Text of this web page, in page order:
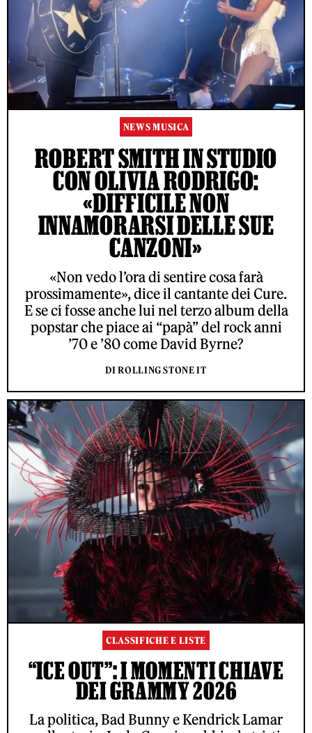
NEWS MUSICA
ROBERT SMITH IN STUDIO
CON OLIVIA RODRIGO:
«DIFFICILE NON
INNAMORARSI DELLE SUE
CANZONI»
«Non vedo l’ora di sentire cosa farà
prossimamente», dice il cantante dei Cure.
E se ci fosse anche lui nel terzo album della
popstar che piace ai “papà” del rock anni
’70 e ’80 come David Byrne?
DI ROLLING STONE IT
CLASSIFICHE E LISTE
“ICE OUT”: I MOMENTI CHIAVE
DEI GRAMMY 2026
La politica, Bad Bunny e Kendrick Lamar